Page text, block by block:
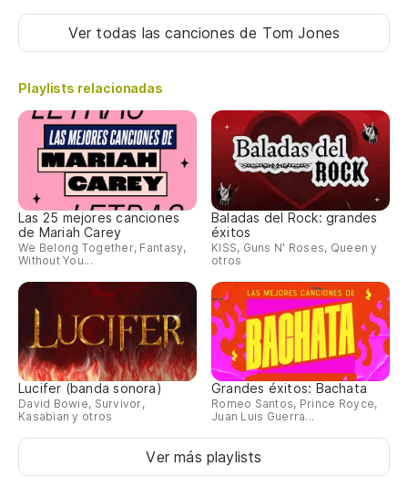
Ver todas las cancionesde Tom Jones
Playlists relacionadas
Las 25 mejores canciones
de Mariah Carey
We Belong Together, Fantasy,
Without You...
Baladas del Rock: grandes
éxitos
KISS, Guns N' Roses, Queen y
otros
Lucifer (banda sonora)
David Bowie, Survivor,
Kasabian y otros
Grandes éxitos: Bachata
Romeo Santos, Prince Royce,
Juan Luis Guerra...
Ver más playlists